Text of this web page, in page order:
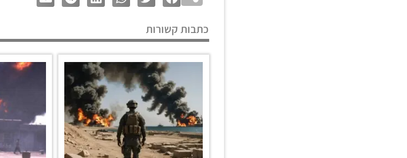
כתבות קשורות